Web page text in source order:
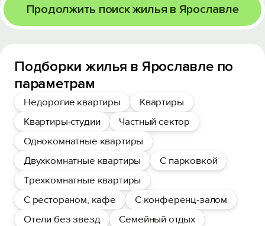
Продолжить поиск жилья в Ярославле
Подборки жилья в Ярославле по
параметрам
Недорогие квартиры
Квартиры
Квартиры-студии
Частный сектор
Однокомнатные квартиры
Двухкомнатные квартиры
С парковкой
Трехкомнатные квартиры
С рестораном, кафе
С конференц-залом
Отели без звезд
Семейный отдых